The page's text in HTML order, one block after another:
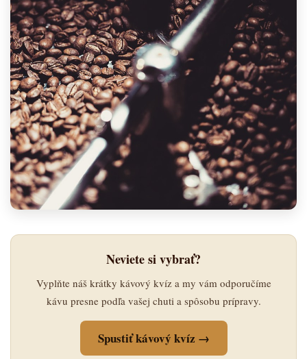
Neviete si vybrať?
Vyplňte náš krátky kávový kvíz a my vám odporučíme
kávu presne podľa vašej chuti a spôsobu prípravy.
Spustiť kávový kvíz →